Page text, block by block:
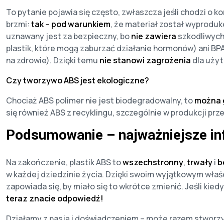
To pytanie pojawia się często, zwłaszcza jeśli chodzi o
brzmi:tak – pod warunkiem, że materiał został
uznawany jest za bezpieczny, bonie zawiera
plastik, które mogą zaburzać działanie hormonów) ani
na zdrowie). Dzięki temu nie stanowi zagrożenia dla
Czy tworzywo ABS jest ekologiczne?
Chociaż ABS polimer nie jest biodegradowalny, tomożna
się również ABS z recyklingu, szczególnie w produkcji
Podsumowanie – najważniejsze
Na zakończenie, plastik ABS towszechstronny,trwałyi
w każdej dziedzinie życia. Dzięki swoim wyjątkowym
zapowiada się, by miało się to wkrótce zmienić. Jeśli
teraz znacie odpowiedź!